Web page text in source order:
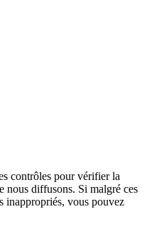
contrôles pour vérifier la
nous diffusons. Si malgré ces
inappropriés, vous pouvez